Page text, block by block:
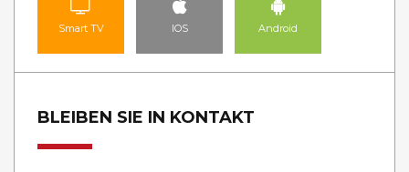
Smart TV IOS Android
BLEIBEN SIE IN KONTAKT